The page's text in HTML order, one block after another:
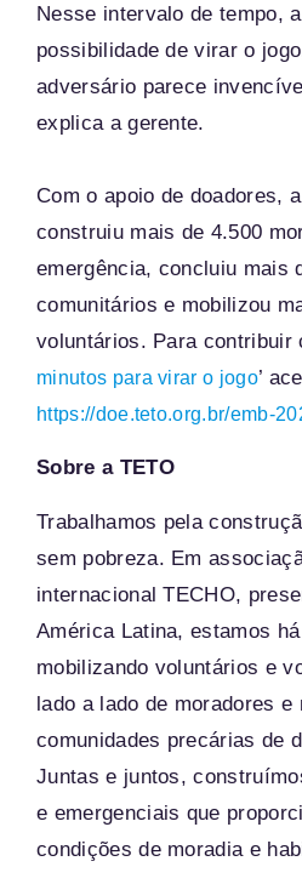
Nesse intervalo de tempo,
possibilidade de virar o
adversário parece
explica a gerente.
Com o apoio de doadores,
construiu mais de 4.500
emergência, concluiu mais
comunitários e mobilizou
voluntários. Para contribuir
minutos para virar o jogo’
https://doe.teto.org.br/emb-
Sobre a TETO
Trabalhamos pela
sem pobreza. Em
internacional TECHO,
América Latina, estamos
mobilizando voluntários e
lado a lado de moradores e
comunidades precárias de
Juntas e juntos,
e emergenciais que
condições de moradia e